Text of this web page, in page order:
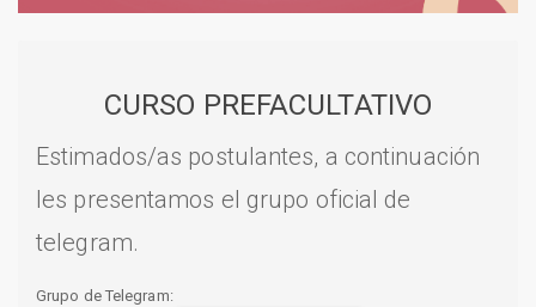
CURSO PREFACULTATIVO
Estimados/as postulantes, a continuación
les presentamos el grupo oficial de
telegram.
Grupo de Telegram: